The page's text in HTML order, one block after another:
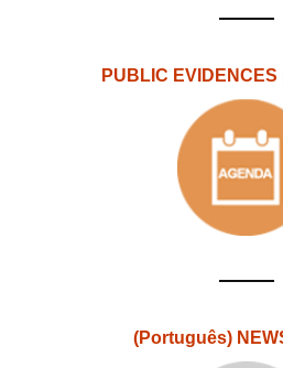
PUBLIC
(Português)